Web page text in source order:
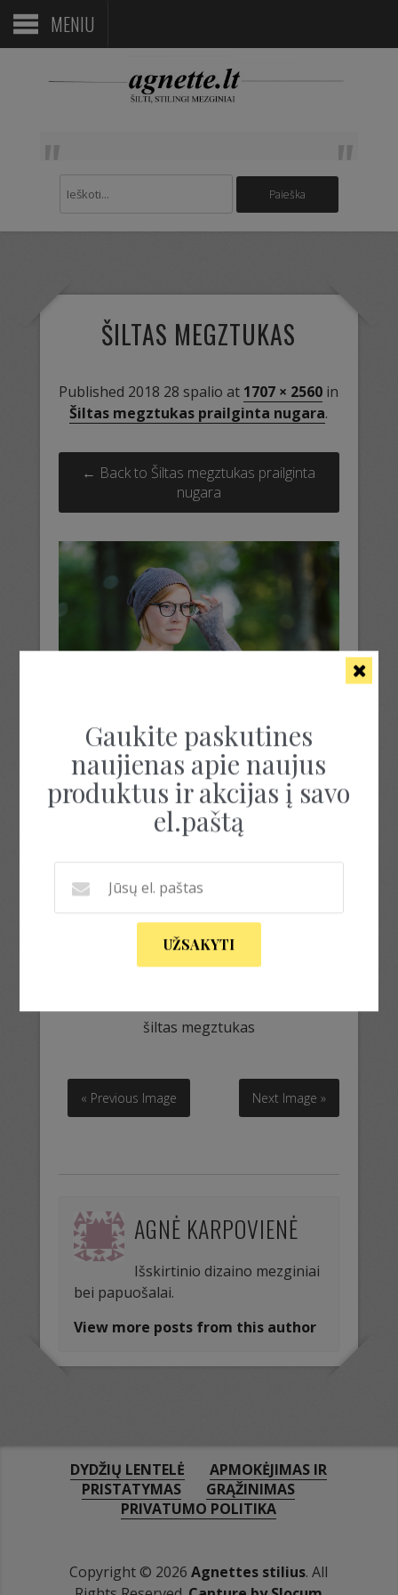
MENIU
ŠILTAS MEGZTUKAS
Published 2018 28 spalio at 1707 × 2560 in
Šiltas megztukas prailginta nugara.
← Back to Šiltas megztukas prailginta
nugara
šiltas megztukas
« Previous Image Next Image »
AGNĖ KARPOVIENĖ
Išskirtinio dizaino mezginiai
bei papuošalai.
View more posts from this author
DYDŽIŲ LENTELĖ
APMOKĖJIMAS IR
PRISTATYMAS
GRĄŽINIMAS
PRIVATUMO POLITIKA
Copyright © 2026Agnettes stilius. All
Gaukite paskutines
naujienas apie naujus
produktus ir akcijas į savo
el.paštą
UŽSAKYTI